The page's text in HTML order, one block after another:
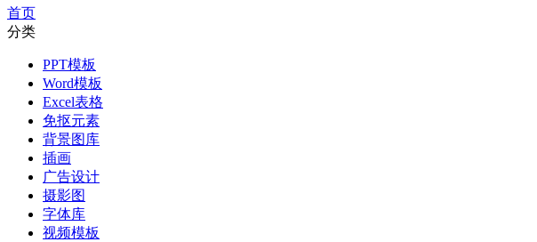
首页
分类
PPT模板
Word模板
Excel表格
免抠元素
背景图库
插画
广告设计
摄影图
字体库
视频模板